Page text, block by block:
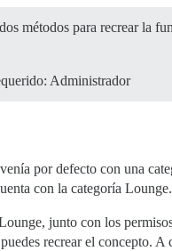
métodos para recrear la
Administrador
por defecto con una
con la categoría Lounge.
junto con los
recrear el concepto.